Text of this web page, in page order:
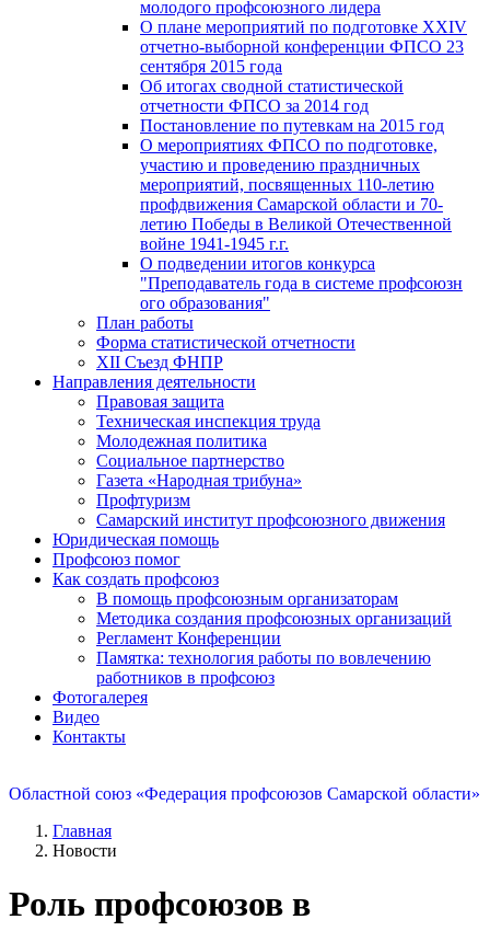
молодого профсоюзного лидера
О плане мероприятий по подготовке XXIV
отчетно-выборной конференции ФПСО 23
сентября 2015 года
Об итогах сводной статистической
отчетности ФПСО за 2014 год
Постановление по путевкам на 2015 год
О мероприятиях ФПСО по подготовке,
участию и проведению праздничных
мероприятий, посвященных 110-летию
профдвижения Самарской области и 70-
летию Победы в Великой Отечественной
войне 1941-1945 г.г.
О подведении итогов конкурса
"Преподаватель года в системе профсоюзн
ого образования"
План работы
Форма статистической отчетности
XII Съезд ФНПР
Направления деятельности
Правовая защита
Техническая инспекция труда
Молодежная политика
Социальное партнерство
Газета «Народная трибуна»
Профтуризм
Самарский институт профсоюзного движения
Юридическая помощь
Профсоюз помог
Как создать профсоюз
В помощь профсоюзным организаторам
Методика создания профсоюзных организаций
Регламент Конференции
Памятка: технология работы по вовлечению
работников в профсоюз
Фотогалерея
Видео
Контакты
Областной союз «Федерация профсоюзов Самарской области»
Главная
Новости
Роль профсоюзов в